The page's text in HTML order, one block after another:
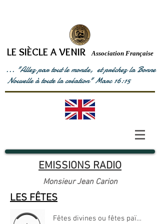
LE SIÈCLE A VENIR Association Française
... "Allez par tout le monde, et prêchez la Bonne
Nouvelle à toute la création" Marc 16:15
EMISSIONS RADIO
Monsieur Jean Carion
LES FÊTES
Fêtes divines ou fêtes païennes partie 1